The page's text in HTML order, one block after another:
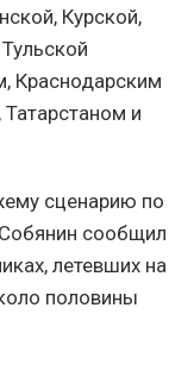
Курской,
Краснодарским
и
сценарию по
сообщил
летевших на
половины